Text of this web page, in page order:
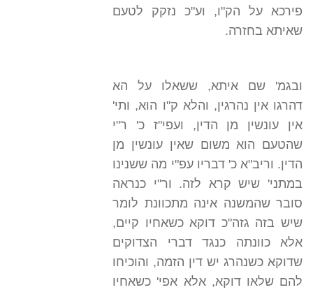
פירכא על הק"ו, וע"כ נזקק לטעם
שאיתא בחזרה.
ובגמ' שם איתא, ששאלו על הא
דהרגו אין נהרגין, והלא ק"ו הוא, ותי'
אין עונשין מן הדין, ועפי"ז כ' ר"י
שהטעם הוא משום שאין עונשין מן
הדין. וריב"א כ' דבריו עפ"י מה ששנינו
במתני' שיש קרא לזה. ור"י כנראה
סובר שהמשנה אינה מתכוונת לומר
שיש בזה גזה"כ דוקא כשאחיו קיים,
אלא כוונתה כנגד דברי הצדוקים
שדוקא כשנהרג יש דין הזמה, והוכיחו
להם שלאו דוקא, אלא אפי' כשאחיו